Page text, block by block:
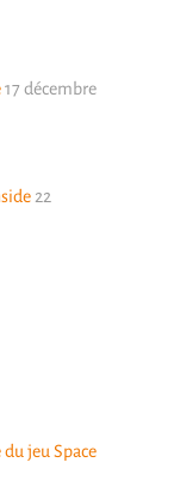
17 décembre
22
jeu Space